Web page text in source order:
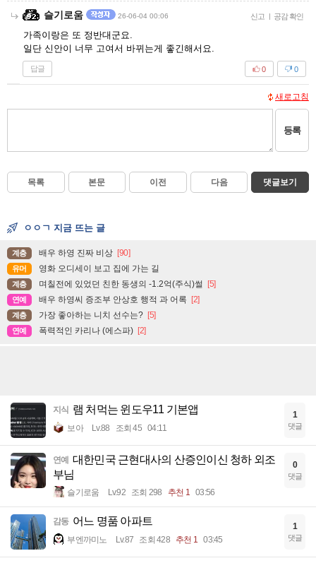
슬기로움 26-06-04 00:06 신고 | 공감 확인
가족이랑은 또 정반대군요.
일단 신안이 너무 고여서 바뀌는게 좋긴해서요.
답글 0
0
새로고침
등록
목록 본문 이전 다음 댓글보기
ㅇㅇㄱ 지금 뜨는 글
계층 배우 하영 진짜 비상 [90]
유머 영화 오디세이 보고 집에 가는 길
계층 며칠전에 있었던 친한 동생의 -1.2억(주식)썰 [5]
연예 배우 하영씨 증조부 안상호 행적 과 어록 [2]
계층 가장 좋아하는 니치 선수는? [5]
연예 폭력적인 카리나 (에스파) [2]
지식 램 처먹는 윈도우11 기본앱
보아 Lv.88 조회 45 04:11
1
댓글
연예
대한민국 근현대사의 산증인이신 청하 외조
부님
슬기로움 Lv.92 조회 298 추천 1 03:56
0
댓글
감동 어느 명품 아파트
부엔까미노 Lv.87 조회 428 추천 1 03:45
1
댓글